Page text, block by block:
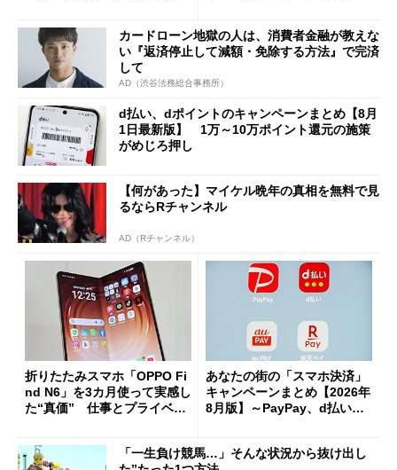
カードローン地獄の人は、消費者金融が教えな
い『返済停止して減額・免除する方法』で完済
して
AD（渋谷法務総合事務所）
d払い、dポイントのキャンペーンまとめ【8月
1日最新版】 1万～10万ポイント還元の施策
がめじろ押し
【何があった】マイケル晩年の真相を無料で見
るならRチャンネル
AD（Rチャンネル）
折りたたみスマホ「OPPO Fi
nd N6」を3カ月使って実感し
た“真価” 仕事とプライベー
あなたの街の「スマホ決済」
キャンペーンまとめ【2026年
8月版】～PayPay、d払い、a
「一生負け競馬…」そんな状況から抜け出し